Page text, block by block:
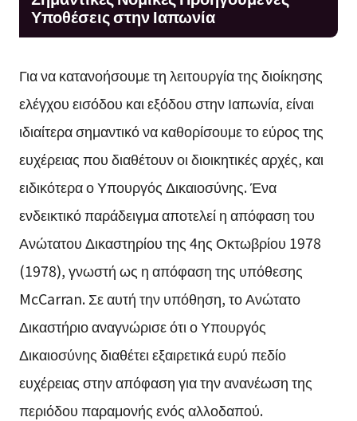
Υποθέσεις στην Ιαπωνία
Για να κατανοήσουμε τη λειτουργία της διοίκησης
ελέγχου εισόδου και εξόδου στην Ιαπωνία, είναι
ιδιαίτερα σημαντικό να καθορίσουμε το εύρος της
ευχέρειας που διαθέτουν οι διοικητικές αρχές, και
ειδικότερα ο Υπουργός Δικαιοσύνης. Ένα
ενδεικτικό παράδειγμα αποτελεί η απόφαση του
Ανώτατου Δικαστηρίου της 4ης Οκτωβρίου 1978
(1978), γνωστή ως η απόφαση της υπόθεσης
McCarran. Σε αυτή την υπόθηση, το Ανώτατο
Δικαστήριο αναγνώρισε ότι ο Υπουργός
Δικαιοσύνης διαθέτει εξαιρετικά ευρύ πεδίο
ευχέρειας στην απόφαση για την ανανέωση της
περιόδου παραμονής ενός αλλοδαπού.